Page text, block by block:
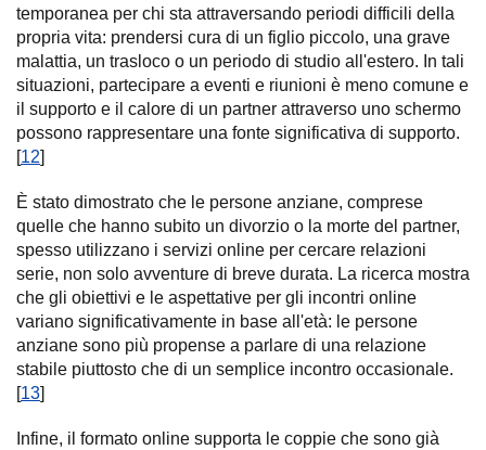
temporanea per chi sta attraversando periodi difficili della
propria vita: prendersi cura di un figlio piccolo, una grave
malattia, un trasloco o un periodo di studio all'estero. In tali
situazioni, partecipare a eventi e riunioni è meno comune e
il supporto e il calore di un partner attraverso uno schermo
possono rappresentare una fonte significativa di supporto.
[12]
È stato dimostrato che le persone anziane, comprese
quelle che hanno subito un divorzio o la morte del partner,
spesso utilizzano i servizi online per cercare relazioni
serie, non solo avventure di breve durata. La ricerca mostra
che gli obiettivi e le aspettative per gli incontri online
variano significativamente in base all'età: le persone
anziane sono più propense a parlare di una relazione
stabile piuttosto che di un semplice incontro occasionale.
[13]
Infine, il formato online supporta le coppie che sono già